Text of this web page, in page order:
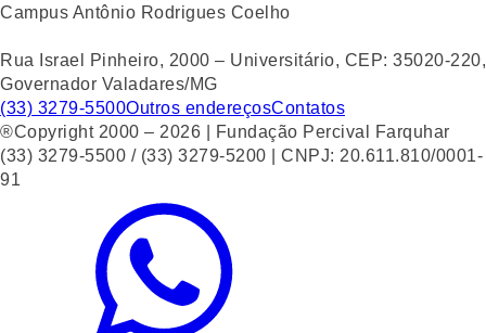
Campus Antônio Rodrigues Coelho
Rua Israel Pinheiro, 2000 – Universitário, CEP: 35020-220,
Governador Valadares/MG
(33) 3279-5500Outros endereçosContatos
®Copyright 2000 – 2026 | Fundação Percival Farquhar
(33) 3279-5500 / (33) 3279-5200 | CNPJ: 20.611.810/0001-
91